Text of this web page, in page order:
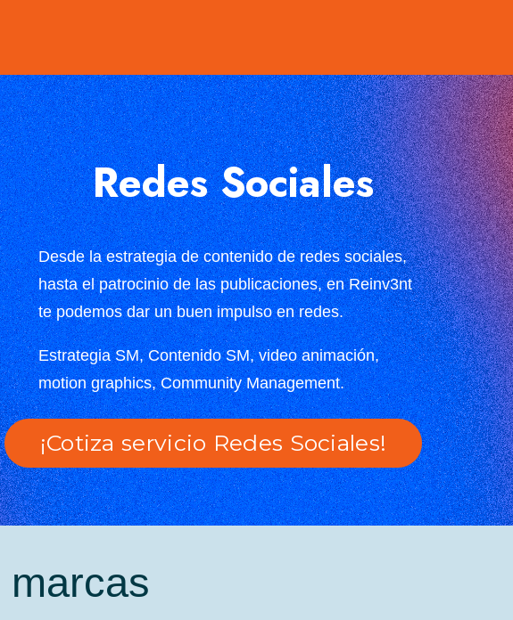
Redes Sociales
Desde la estrategia de contenido de redes sociales,
hasta el patrocinio de las publicaciones, en Reinv3nt
te podemos dar un buen impulso en redes.
Estrategia SM, Contenido SM, video animación,
motion graphics, Community Management.
¡Cotiza servicio Redes Sociales!
marcas